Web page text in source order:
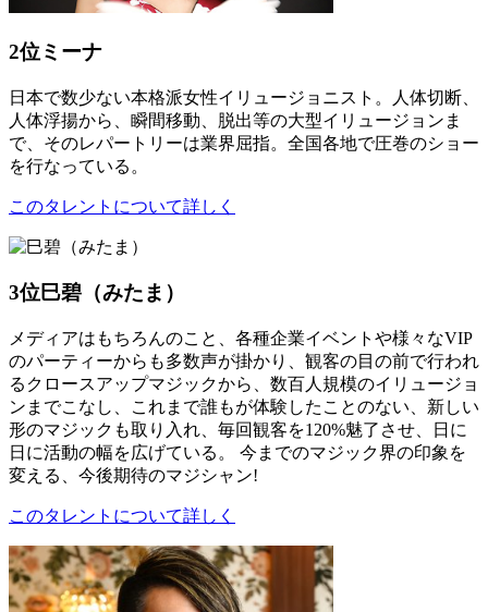
2位 ミーナ
日本で数少ない本格派女性イリュージョニスト。人体切断、
人体浮揚から、瞬間移動、脱出等の大型イリュージョンま
で、そのレパートリーは業界屈指。全国各地で圧巻のショー
を行なっている。
このタレントについて詳しく
3位巳碧（みたま）
メディアはもちろんのこと、各種企業イベントや様々なVIP
のパーティーからも多数声が掛かり、観客の目の前で行われ
るクロースアップマジックから、数百人規模のイリュージョ
ンまでこなし、これまで誰もが体験したことのない、新しい
形のマジックも取り入れ、毎回観客を120%魅了させ、日に
日に活動の幅を広げている。 今までのマジック界の印象を
変える、今後期待のマジシャン!
このタレントについて詳しく